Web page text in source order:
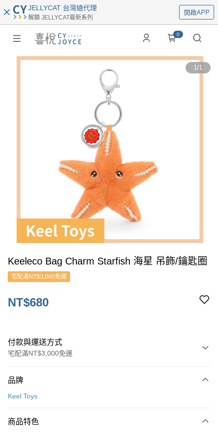
JELLYCAT 台灣總代理
解鎖 JELLYCAT最新系列
開啟APP
0
1/1
Keeleco Bag Charm Starfish 海星 吊飾/鑰匙圈
宅配滿NT$3,000免運
NT$680
付款與運送方式
宅配滿NT$3,000免運
信用卡一次付款
運送方式
品牌
Keel Toys
商品特色